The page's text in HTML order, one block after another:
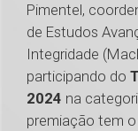
Pimentel,
de Estudos
Integridade
participando do
2024 na
premiação tem